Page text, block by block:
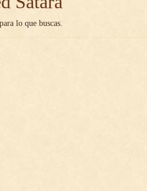
lo que buscas.